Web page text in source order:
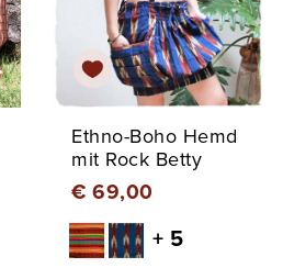
Ethno-Boho Hemd
mit Rock Betty
€ 69,00
+ 5